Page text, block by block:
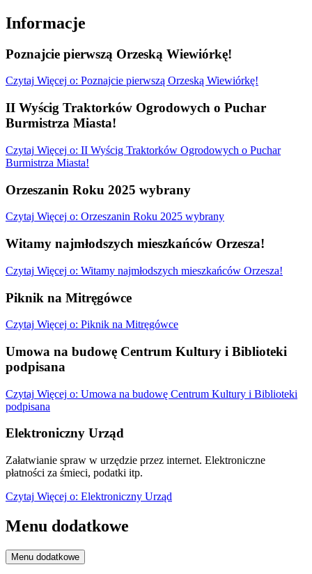
Informacje
Poznajcie pierwszą Orzeską Wiewiórkę!
Czytaj Więcej o: Poznajcie pierwszą Orzeską Wiewiórkę!
II Wyścig Traktorków Ogrodowych o Puchar
Burmistrza Miasta!
Czytaj Więcej o: II Wyścig Traktorków Ogrodowych o Puchar
Burmistrza Miasta!
Orzeszanin Roku 2025 wybrany
Czytaj Więcej o: Orzeszanin Roku 2025 wybrany
Witamy najmłodszych mieszkańców Orzesza!
Czytaj Więcej o: Witamy najmłodszych mieszkańców Orzesza!
Piknik na Mitręgówce
Czytaj Więcej o: Piknik na Mitręgówce
Umowa na budowę Centrum Kultury i Biblioteki
podpisana
Czytaj Więcej o: Umowa na budowę Centrum Kultury i Biblioteki
podpisana
Elektroniczny Urząd
Załatwianie spraw w urzędzie przez internet. Elektroniczne
płatności za śmieci, podatki itp.
Czytaj Więcej o: Elektroniczny Urząd
Menu dodatkowe
Menu dodatkowe